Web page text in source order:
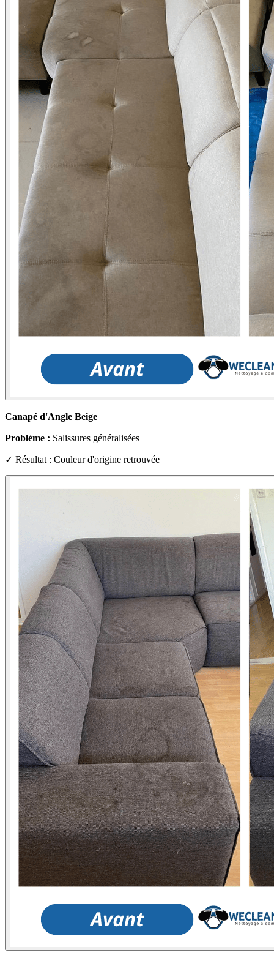
Canapé d'Angle Beige
Problème : Salissures généralisées
✓ Résultat : Couleur d'origine retrouvée